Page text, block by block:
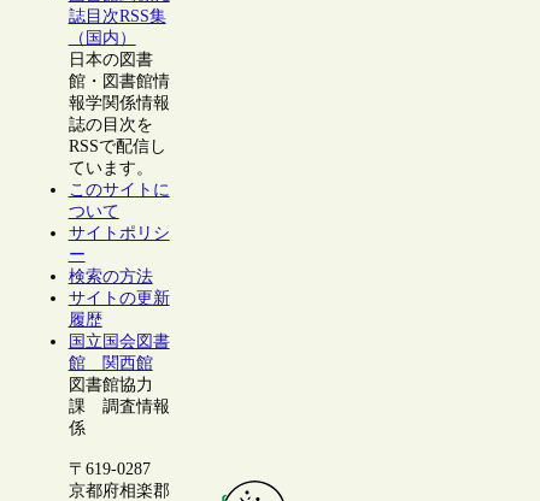
誌目次RSS集
（国内）
日本の図書
館・図書館情
報学関係情報
誌の目次を
RSSで配信し
ています。
このサイトに
ついて
サイトポリシ
ー
検索の方法
サイトの更新
履歴
国立国会図書
館 関西館
図書館協力
課 調査情報
係
〒619-0287
京都府相楽郡